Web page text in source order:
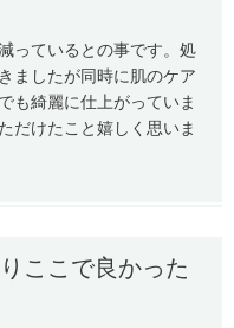
っているとの事です。処
ましたが同時に肌のケア
も綺麗に仕上がっていま
だけたこと嬉しく思いま
ここで良かった